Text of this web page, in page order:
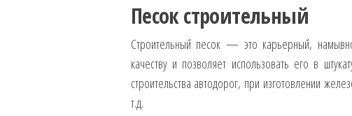
Песок строительный
Строительный песок — это карьерный,
качеству и позволяет использовать его в
строительства автодорог, при изготовлении
т.д.